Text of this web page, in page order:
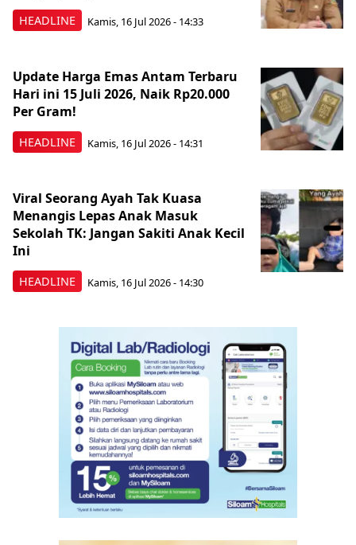
HEADLINE Kamis, 16 Jul 2026 - 14:33
HEADLINE
Update Harga Emas Antam Terbaru
Hari ini 15 Juli 2026, Naik Rp20.000
Per Gram!
Kamis, 16 Jul 2026 - 14:31
HEADLINE
Viral Seorang Ayah Tak Kuasa
Menangis Lepas Anak Masuk
Sekolah TK: Jangan Sakiti Anak Kecil
Ini
Kamis, 16 Jul 2026 - 14:30